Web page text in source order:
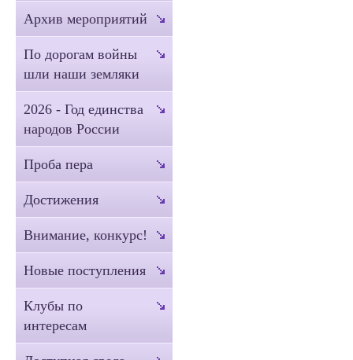
Архив мероприятий
По дорогам войны
шли наши земляки
2026 - Год единства
народов России
Проба пера
Достижения
Внимание, конкурс!
Новые поступления
Клубы по
интересам